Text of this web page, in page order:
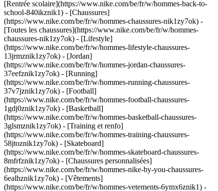
[Rentrée scolaire](https://www.nike.com/be/fr/w/hommes-back-to-
school-840ikznik1) - [Chaussures]
(https://www.nike.com/be/fr/w/hommes-chaussures-nik1zy7ok) -
[Toutes les chaussures](https://www.nike.com/be/fr/w/hommes-
chaussures-nik1zy7ok) - [Lifestyle]
(https://www.nike.com/be/fr/w/hommes-lifestyle-chaussures-
13jrmznik1zy7ok) - [Jordan]
(https://www.nike.com/be/fr/w/hommes-jordan-chaussures-
37eefznik1zy7ok) - [Running]
(https://www.nike.com/be/fr/w/hommes-running-chaussures-
37v7jznik1zy7ok) - [Football]
(https://www.nike.com/be/fr/w/hommes-football-chaussures-
1gdj0znik1zy7ok) - [Basketball]
(https://www.nike.com/be/fr/w/hommes-basketball-chaussures-
3glsmznik1zy7ok) - [Training et renfo]
(https://www.nike.com/be/fr/w/hommes-training-chaussures-
58jtoznik1zy7ok) - [Skateboard]
(https://www.nike.com/be/fr/w/hommes-skateboard-chaussures-
8mfrfznik1zy7ok) - [Chaussures personnalisées]
(https://www.nike.com/be/fr/w/hommes-nike-by-you-chaussures-
6ealhznik1zy7ok) - [Vêtements]
(https://www.nike.com/be/fr/w/hommes-vetements-6ymx6znik1) -